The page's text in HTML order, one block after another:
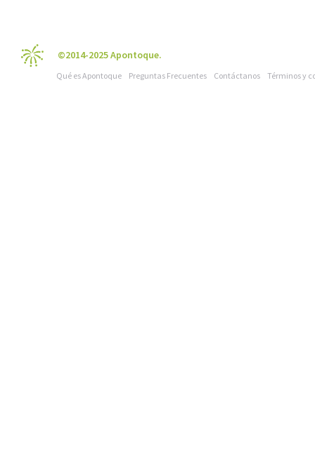
©2014-2025 Apontoque.
Qué es Apontoque Preguntas Frecuentes Contáctanos Términos y